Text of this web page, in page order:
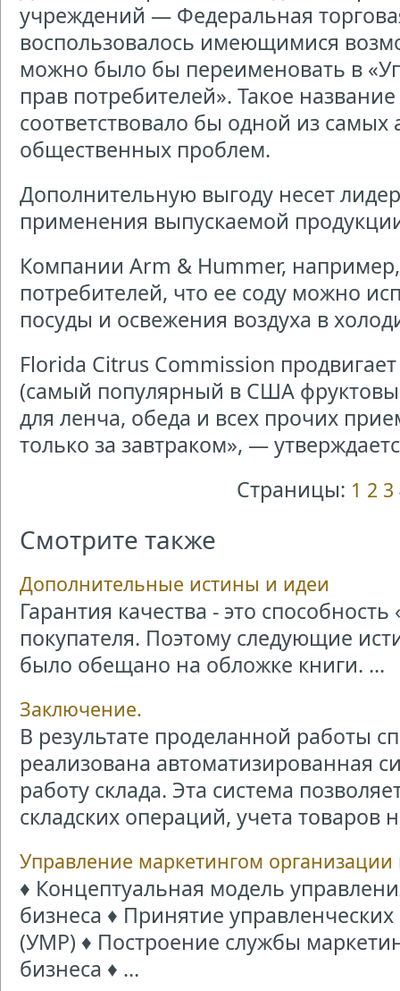
учреждений — Федеральная
воспользовалось имеющимися
можно было бы переименовать в
прав потребителей». Такое
соответствовало бы одной из самых
общественных проблем.
Дополнительную выгоду несет
применения выпускаемой
Компании Arm & Hummer,
потребителей, что ее соду можно
посуды и освежения воздуха в
Florida Citrus Commission
(самый популярный в США
для ленча, обеда и всех прочих
только за завтраком», —
Страницы: 1 2 3
Смотрите также
Дополнительные истины и идеи
Гарантия качества - это
покупателя. Поэтому следующие
было обещано на обложке книги. ...
Заключение.
В результате проделанной работы
реализована автоматизированная
работу склада. Эта система
складских операций, учета товаров
Управление маркетингом организации
♦ Концептуальная модель
бизнеса ♦ Принятие
(УМР) ♦ Построение службы
бизнеса ♦ ...